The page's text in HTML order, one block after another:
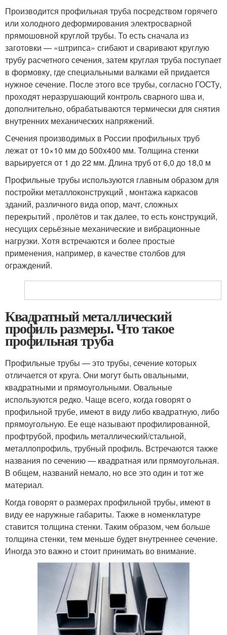
Производится профильная труба посредством горячего
или холодного деформирования электросварной
прямошовной круглой трубы. То есть сначала из
заготовки — «штрипса» сгибают и сваривают круглую
трубу расчетного сечения, затем круглая труба поступает
в формовку, где специальными валками ей придается
нужное сечение. После этого все трубы, согласно ГОСТу,
проходят неразрушающий контроль сварного шва и,
дополнительно, обрабатываются термически для снятия
внутренних механических напряжений.
Сечения производимых в России профильных труб
лежат от 10×10 мм до 500x400 мм. Толщина стенки
варьируется от 1 до 22 мм. Длина труб от 6,0 до 18,0 м
Профильные трубы используются главным образом для
постройки металлоконструкций , монтажа каркасов
зданий, различного вида опор, мачт, сложных
перекрытий , пролётов и так далее, то есть конструкций,
несущих серьёзные механические и вибрационные
нагрузки. Хотя встречаются и более простые
применения, например, в качестве столбов для
ограждений.
Квадратный металлический
профиль размеры. Что такое
профильная труба
Профильные трубы — это трубы, сечение которых
отличается от круга. Они могут быть овальными,
квадратными и прямоугольными. Овальные
используются редко. Чаще всего, когда говорят о
профильной трубе, имеют в виду либо квадратную, либо
прямоугольную. Ее еще называют профилированной,
профтрубой, профиль металлический/стальной,
металлопрофиль, трубный профиль. Встречаются также
названия по сечению — квадратная или прямоугольная.
В общем, названий немало, но все это один и тот же
материал.
Когда говорят о размерах профильной трубы, имеют в
виду ее наружные габариты. Также в номенклатуре
ставится толщина стенки. Таким образом, чем больше
толщина стенки, тем меньше будет внутреннее сечение.
Иногда это важно и стоит принимать во внимание.